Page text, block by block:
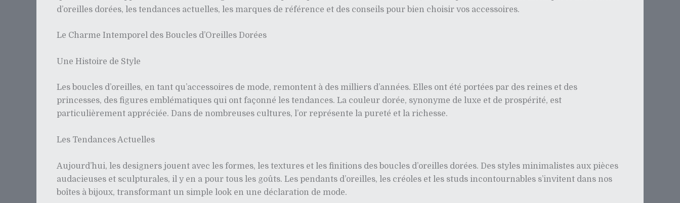
d’oreilles dorées, les tendances actuelles, les marques de référence et des conseils pour bien choisir vos accessoires.
Le Charme Intemporel des Boucles d’Oreilles Dorées
Une Histoire de Style
Les boucles d’oreilles, en tant qu’accessoires de mode, remontent à des milliers d’années. Elles ont été portées par des reines et des
princesses, des figures emblématiques qui ont façonné les tendances. La couleur dorée, synonyme de luxe et de prospérité, est
particulièrement appréciée. Dans de nombreuses cultures, l’or représente la pureté et la richesse.
Les Tendances Actuelles
Aujourd’hui, les designers jouent avec les formes, les textures et les finitions des boucles d’oreilles dorées. Des styles minimalistes aux pièces
audacieuses et sculpturales, il y en a pour tous les goûts. Les pendants d’oreilles, les créoles et les studs incontournables s’invitent dans nos
boîtes à bijoux, transformant un simple look en une déclaration de mode.